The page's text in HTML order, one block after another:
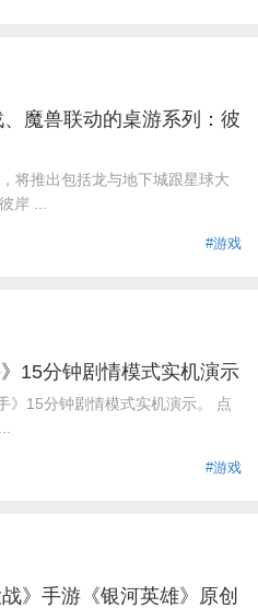
魔兽联动的桌游系列：彼
将推出包括龙与地下城跟星球大
岸 ...
#游戏
15分钟剧情模式实机演示
》15分钟剧情模式实机演示。 点
#游戏
》手游《银河英雄》原创